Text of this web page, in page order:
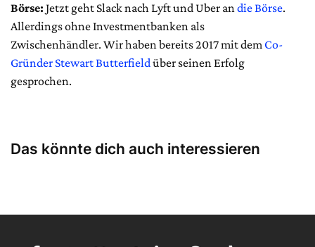
Börse:Jetzt geht Slack nach Lyft und Uber andie Börse.
Allerdings ohne Investmentbanken als
Zwischenhändler. Wir haben bereits 2017 mit dem Co-
Gründer Stewart Butterfieldüber seinen Erfolg
gesprochen.
Das könnte dich auch interessieren